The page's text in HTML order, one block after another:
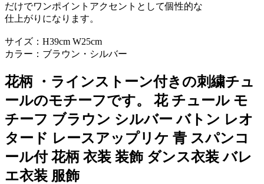
だけでワンポイントアクセントとして個性的な
仕上がりになります。
サイズ：H39cm W25cm
カラー：ブラウン・シルバー
花柄 ・ラインストーン付きの刺繍チュ
ールのモチーフです。 花 チュール モ
チーフ ブラウン シルバー バトン レオ
タード レースアップリケ 青 スパンコ
ール付 花柄 衣装 装飾 ダンス衣装 バレ
エ衣装 服飾